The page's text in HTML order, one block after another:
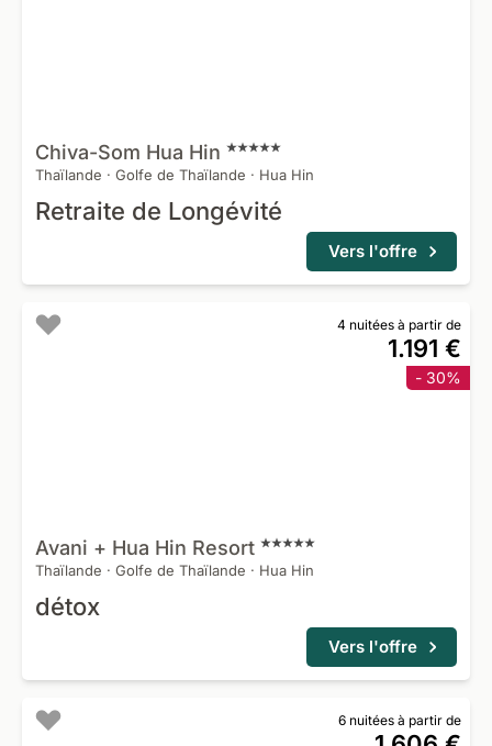
Chiva-Som Hua Hin
Thaïlande · Golfe de Thaïlande · Hua Hin
Retraite de Longévité
Vers l'offre
4 nuitées à partir de
1.191 €
- 30%
Avani + Hua Hin Resort
Thaïlande · Golfe de Thaïlande · Hua Hin
détox
Vers l'offre
6 nuitées à partir de